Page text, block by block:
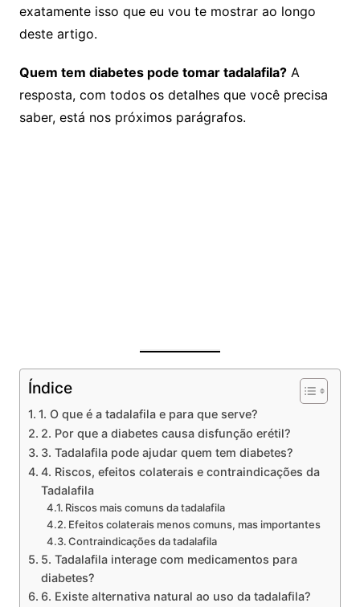
exatamente isso que eu vou te mostrar ao longo
deste artigo.
Quem tem diabetes pode tomar tadalafila?A
resposta, com todos os detalhes que você precisa
saber, está nos próximos parágrafos.
Índice
1. O que é a tadalafila e para que serve?
2. Por que a diabetes causa disfunção erétil?
3. Tadalafila pode ajudar quem tem diabetes?
4. Riscos, efeitos colaterais e contraindicações da
Tadalafila
Riscos mais comuns da tadalafila
Efeitos colaterais menos comuns, mas importantes
Contraindicações da tadalafila
5. Tadalafila interage com medicamentos para
diabetes?
6. Existe alternativa natural ao uso da tadalafila?